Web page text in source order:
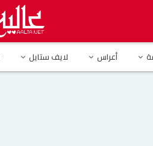
أعراس لايف ستايل
حسن شاكوش بالساحل الشمالي في مصر